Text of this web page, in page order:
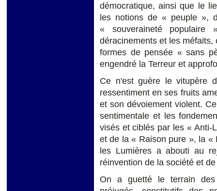
démocratique, ainsi que le
les notions de « peuple »,
« souveraineté
déracinements et les
formes de pensée « sans
engendré la Terreur et
Ce n'est guère le vitupère
ressentiment en ses fruits
et son dévoiement violent.
sentimentale et les
visés et ciblés par les « Anti-
et de la « Raison pure », la «
les Lumières a abouti au
réinvention de la société et
On a guetté le terrain des